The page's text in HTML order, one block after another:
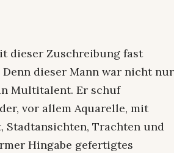
dieser Zuschreibung fast
dieser Mann war nicht nur
Multitalent. Er schuf
vor allem Aquarelle, mit
Stadtansichten, Trachten und
Hingabe gefertigtes